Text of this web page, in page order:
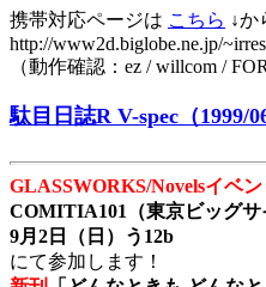
携帯対応ページは こちら ↓か
http://www2d.biglobe.ne.jp/
（動作確認：ez / willcom /
駄目日誌R V-spec（1999/
GLASSWORKS/Novelsイベ
COMITIA101（東京ビッグサ
9月2日（日）う12b
にて参加します！